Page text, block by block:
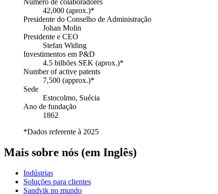
42,000 (aprox.)*
Presidente do Conselho de Administração
Johan Molin
Presidente e CEO
Stefan Widing
Investimentos em P&D
4.5 bilhões SEK (aprox.)*
Number of active patents
7,500 (approx.)*
Sede
Estocolmo, Suécia
Ano de fundação
1862
*Dados referente à 2025
Mais sobre nós (em Inglês)
Indústrias
Soluções para clientes
Sandvik no mundo